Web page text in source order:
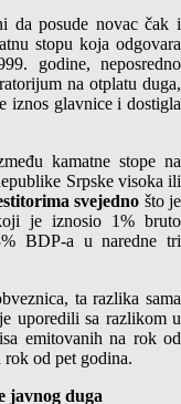
da posude novac čak i
stopu koja odgovara
godine, neposredno
na otplatu duga,
iznos glavnice i dostigla
kamatne stope na
Srpske visoka ili
svejedno što je
je iznosio 1% bruto
BDP-a u naredne tri
ta razlika sama
uporedili sa razlikom u
emitovanih na rok od
rok od pet godina.
javnog duga